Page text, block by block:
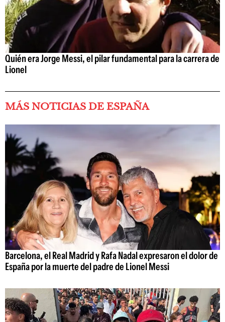
Quién era Jorge Messi, el pilar fundamental para la carrera de
Lionel
MÁS NOTICIAS DE ESPAÑA
Barcelona, el Real Madrid y Rafa Nadal expresaron el dolor de
España por la muerte del padre de Lionel Messi